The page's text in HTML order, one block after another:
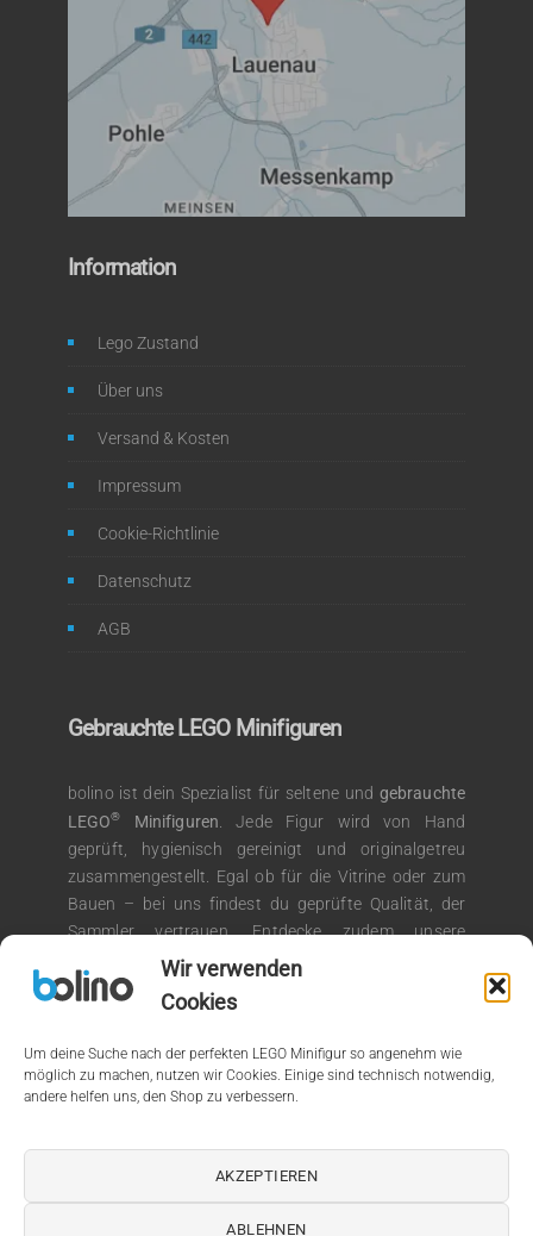
Wir verwenden
Cookies
Um deine Suche nach der perfekten LEGO Minifigur so angenehm wie
möglich zu machen, nutzen wir Cookies. Einige sind technisch notwendig,
andere helfen uns, den Shop zu verbessern.
AKZEPTIEREN
ABLEHNEN
Information
Lego Zustand
Über uns
Versand & Kosten
Impressum
Cookie-Richtlinie
Datenschutz
AGB
Gebrauchte LEGO Minifiguren
bolino ist dein Spezialist für seltene und gebrauchte
LEGO® Minifiguren. Jede Figur wird von Hand
geprüft, hygienisch gereinigt und originalgetreu
zusammengestellt. Egal ob für die Vitrine oder zum
Bauen – bei uns findest du geprüfte Qualität, der
Sammler vertrauen. Entdecke zudem unsere
Auswahl an LEGO Kiloware für kreative
Bauprojekte.
Kein Mehrwertsteuerausweis, da Kleinunternehmer nach §19
(1) UStG.